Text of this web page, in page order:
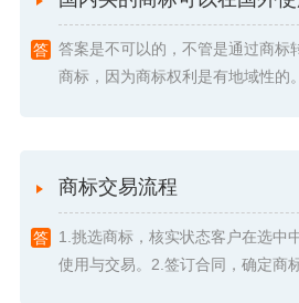
答案是不可以的，不管是通过商标
商标，因为商标权利是有地域性的
商标交易流程
1.挑选商标，核实状态客户在选中
使用与交易。2.签订合同，确定商